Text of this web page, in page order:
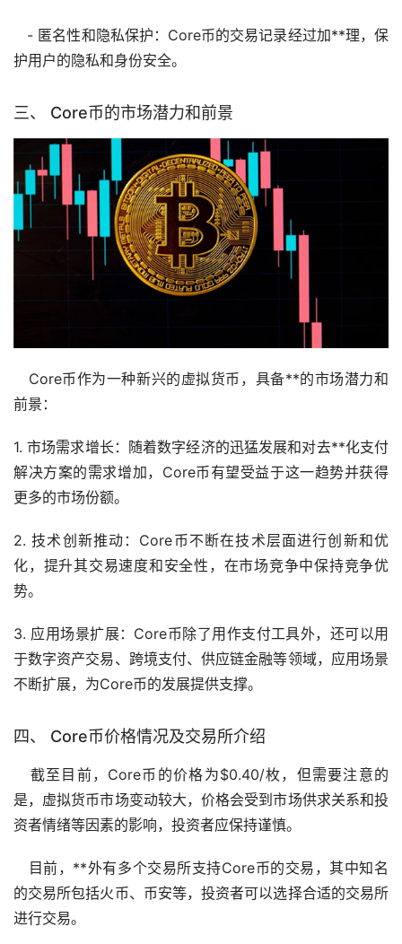
- 匿名性和隐私保护：Core币的交易记录经过加**理，保
护用户的隐私和身份安全。
三、 Core币的市场潜力和前景
Core币作为一种新兴的虚拟货币，具备**的市场潜力和
前景：
1. 市场需求增长：随着数字经济的迅猛发展和对去**化支付
解决方案的需求增加，Core币有望受益于这一趋势并获得
更多的市场份额。
2. 技术创新推动：Core币不断在技术层面进行创新和优
化，提升其交易速度和安全性，在市场竞争中保持竞争优
势。
3. 应用场景扩展：Core币除了用作支付工具外，还可以用
于数字资产交易、跨境支付、供应链金融等领域，应用场景
不断扩展，为Core币的发展提供支撑。
四、 Core币价格情况及交易所介绍
截至目前，Core币的价格为$0.40/枚，但需要注意的
是，虚拟货币市场变动较大，价格会受到市场供求关系和投
资者情绪等因素的影响，投资者应保持谨慎。
目前，**外有多个交易所支持Core币的交易，其中知名
的交易所包括火币、 币安等，投资者可以选择合适的交易所
进行交易。